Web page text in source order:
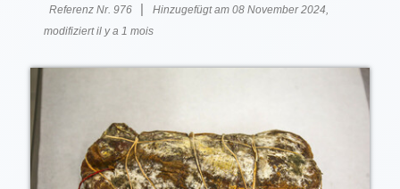
Referenz Nr. 976 |
Hinzugefügt am 08 November 2024,
modifiziert il y a 1 mois